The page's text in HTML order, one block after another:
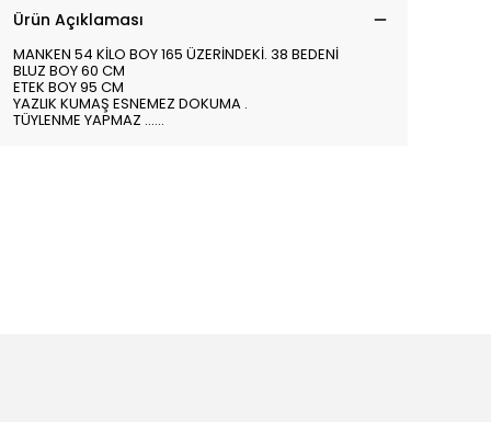
Ürün Açıklaması
MANKEN 54 KİLO BOY 165 ÜZERİNDEKİ. 38 BEDENİ
BLUZ BOY 60 CM
ETEK BOY 95 CM
YAZLIK KUMAŞ ESNEMEZ DOKUMA .
TÜYLENME YAPMAZ ......